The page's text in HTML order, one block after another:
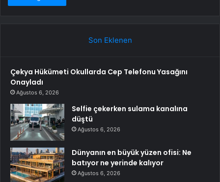
Son Eklenen
Çekya Hükümeti Okullarda Cep Telefonu Yasağını
Onayladı
Ağustos 6, 2026
Selfie çekerken sulama kanalına
düştü
Ağustos 6, 2026
Dünyanın en büyük yüzen ofisi: Ne
batıyor ne yerinde kalıyor
Ağustos 6, 2026